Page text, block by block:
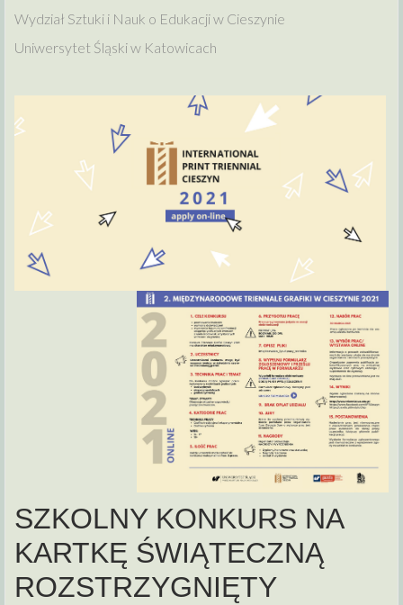
Wydział Sztuki i Nauk o Edukacji w Cieszynie
Uniwersytet Śląski w Katowicach
SZKOLNY KONKURS NA
KARTKĘ ŚWIĄTECZNĄ
ROZSTRZYGNIĘTY